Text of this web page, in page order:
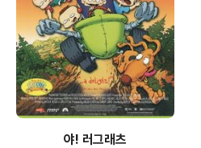
야! 러그래츠